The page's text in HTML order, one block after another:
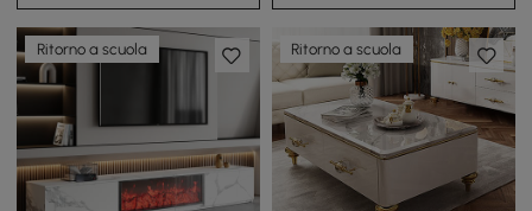
Ritorno a scuola Ritorno a scuola